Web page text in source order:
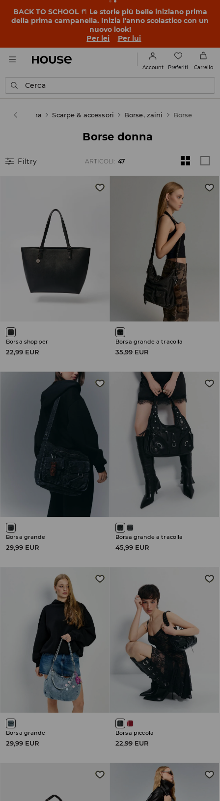
BACK TO SCHOOL 📒 Le storie più belle iniziano prima
della prima campanella. Inizia l'anno scolastico con un
nuovo look!
Per lei
Per lui
Account Preferiti Carrello
Cerca
Donna Scarpe & accessori Borse, zaini Borse
Borse donna
Filtry ARTICOLI : 47
Borsa shopper
22,99 EUR
Borsa grande a tracolla
35,99 EUR
Borsa grande
29,99 EUR
Borsa grande a tracolla
45,99 EUR
Borsa grande
29,99 EUR
Borsa piccola
22,99 EUR